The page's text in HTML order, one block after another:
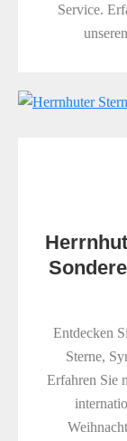
Service.
Entdecken
Sterne,
Erfahren Sie